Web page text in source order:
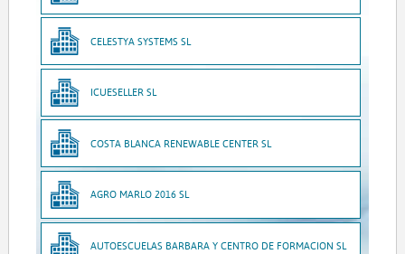
CELESTYA SYSTEMS SL
ICUESELLER SL
COSTA BLANCA RENEWABLE CENTER SL
AGRO MARLO 2016 SL
AUTOESCUELAS BARBARA Y CENTRO DE FORMACION SL